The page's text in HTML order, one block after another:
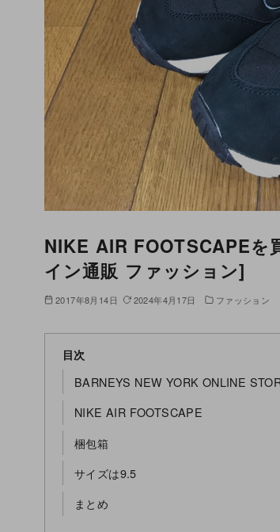
NIKE AIR FOOTSCAPEを
イン通販 ファッション]
2017年8月14日 2024年4月17日 ファッション
目次
BARNEYS NEW YORK ONLINE
NIKE AIR FOOTSCAPE
梱包箱
サイズは9.5
まとめ